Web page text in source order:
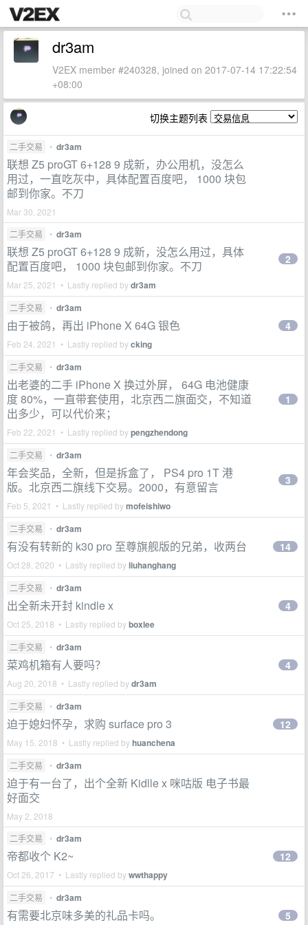
dr3am
V2EX member #240328, joined on 2017-07-14 17:22:54
+08:00
切换主题列表
二手交易 • dr3am
联想 Z5 proGT 6+128 9 成新，办公用机，没怎么
用过，一直吃灰中，具体配置百度吧， 1000 块包
邮到你家。不刀
Mar 30, 2021
二手交易
• dr3am
联想 Z5 proGT 6+128 9 成新，没怎么用过，具体
配置百度吧， 1000 块包邮到你家。不刀
Mar 25, 2021 • Lastly replied bydr3am
2
二手交易 • dr3am
由于被鸽，再出 iPhone X 64G 银色
Feb 24, 2021 • Lastly replied bycking
4
二手交易 • dr3am
出老婆的二手 iPhone X 换过外屏， 64G 电池健康
度 80%，一直带套使用，北京西二旗面交，不知道
出多少，可以代价来；
Feb 22, 2021 • Lastly replied bypengzhendong
1
二手交易 • dr3am
年会奖品，全新，但是拆盒了， PS4 pro 1T 港
版。北京西二旗线下交易。2000，有意留言
Feb 5, 2021 • Lastly replied bymofeishiwo
3
二手交易 • dr3am
有没有转新的 k30 pro 至尊旗舰版的兄弟，收两台
Oct 28, 2020 • Lastly replied byliuhanghang
14
二手交易 • dr3am
出全新未开封 kindle x
Oct 25, 2018 • Lastly replied byboxlee
4
二手交易 • dr3am
菜鸡机箱有人要吗？
Aug 20, 2018 • Lastly replied bydr3am
4
二手交易 • dr3am
迫于媳妇怀孕，求购 surface pro 3
May 15, 2018 • Lastly replied byhuanchena
12
二手交易 • dr3am
迫于有一台了，出个全新 Kidlle x 咪咕版 电子书最
好面交
May 2, 2018
二手交易
• dr3am
帝都收个 K2~
Oct 26, 2017 • Lastly replied bywwthappy
12
二手交易 • dr3am
有需要北京味多美的礼品卡吗。 5